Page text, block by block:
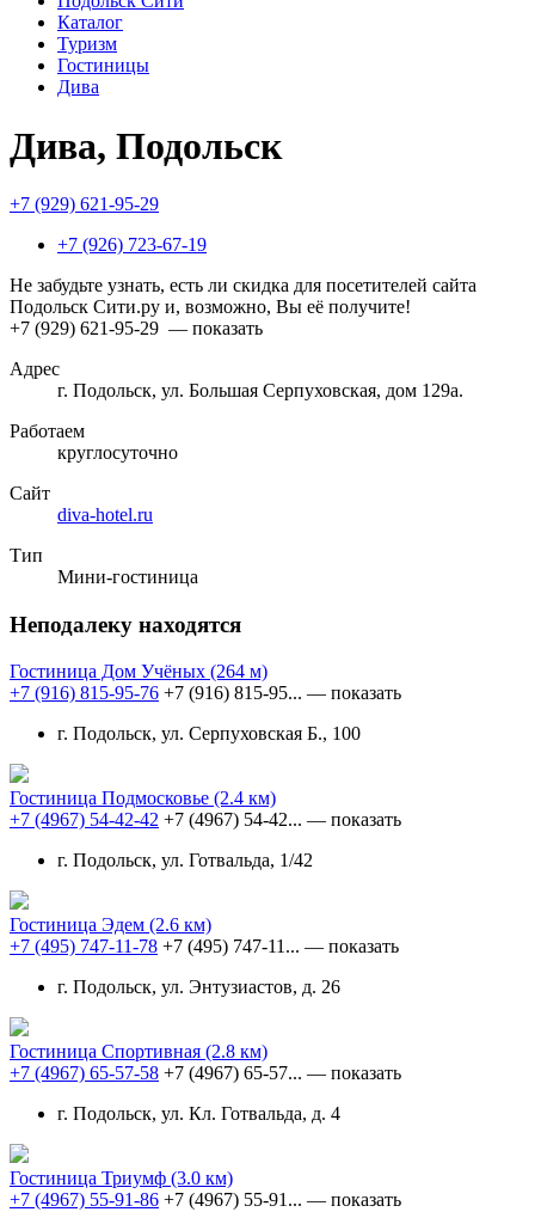
Каталог
Туризм
Гостиницы
Дива
Дива, Подольск
+7 (929) 621-95-29
+7 (926) 723-67-19
Не забудьте узнать, есть ли скидка для посетителей сайта
Подольск Сити.ру и, возможно, Вы её получите!
+7 (929) 621-95-29 — показать
Адрес
г. Подольск, ул. Большая Серпуховская, дом 129а.
Работаем
круглосуточно
Сайт
diva-hotel.ru
Тип
Мини-гостиница
Неподалеку находятся
Гостиница Дом Учёных (264 м)
+7 (916) 815-95-76 +7 (916) 815-95... — показать
г. Подольск, ул. Серпуховская Б., 100
Гостиница Подмосковье (2.4 км)
+7 (4967) 54-42-42 +7 (4967) 54-42... — показать
г. Подольск, ул. Готвальда, 1/42
Гостиница Эдем (2.6 км)
+7 (495) 747-11-78 +7 (495) 747-11... — показать
г. Подольск, ул. Энтузиастов, д. 26
Гостиница Спортивная (2.8 км)
+7 (4967) 65-57-58 +7 (4967) 65-57... — показать
г. Подольск, ул. Кл. Готвальда, д. 4
Гостиница Триумф (3.0 км)
+7 (4967) 55-91-86 +7 (4967) 55-91... — показать